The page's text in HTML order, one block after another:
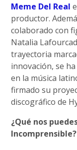
Meme Del Real
productor.
colaborado con
Natalia
trayectoria
innovación, se
en la música
firmado su
discográfico de
¿Qué nos
Incomprensible?